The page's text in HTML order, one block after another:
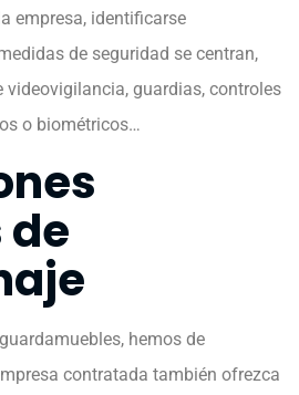
empresa, identificarse
de seguridad se centran,
videovigilancia, guardias, controles
o biométricos…
hemos de
contratada también ofrezca